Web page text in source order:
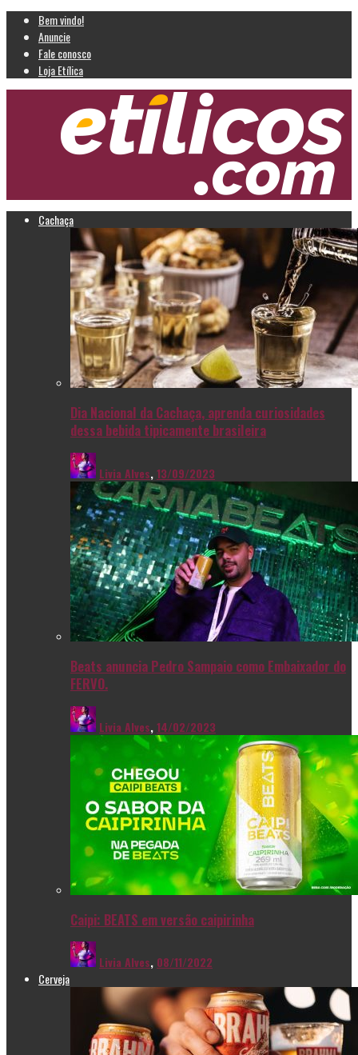
Bem vindo!
Anuncie
Fale conosco
Loja Etílica
Cachaça
Dia Nacional da Cachaça, aprenda curiosidades
dessa bebida tipicamente brasileira
Livia Alves,13/09/2023
Beats anuncia Pedro Sampaio como Embaixador do
FERVO.
Livia Alves,14/02/2023
Caipi: BEATS em versão caipirinha
Livia Alves, 08/11/2022
Cerveja